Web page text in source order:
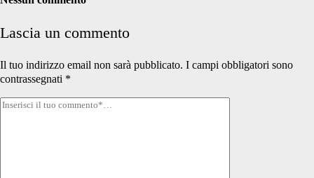
Lascia un commento
Il tuo indirizzo email non sarà pubblicato. I campi obbligatori sono
contrassegnati *
Tuo